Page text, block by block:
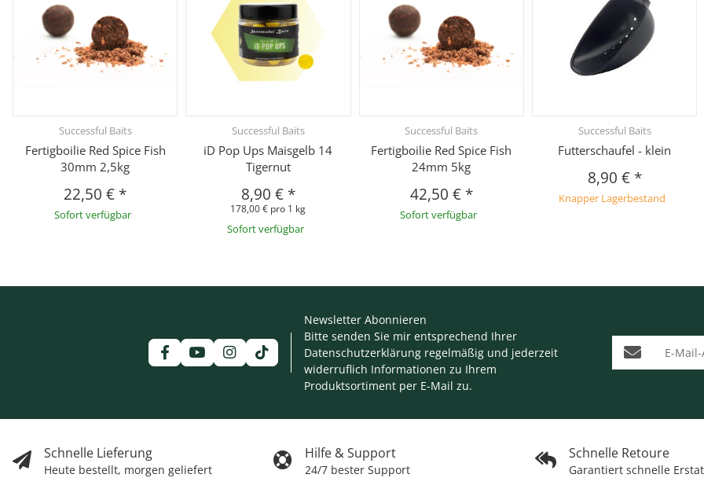
Successful Baits
Fertigboilie Red Spice Fish
30mm 2,5kg
22,50 € *
Sofort verfügbar
Successful Baits
iD Pop Ups Maisgelb 14
Tigernut
8,90 € *
178,00 € pro 1 kg
Sofort verfügbar
Successful Baits
Fertigboilie Red Spice Fish
24mm 5kg
42,50 € *
Sofort verfügbar
Successful Baits
Futterschaufel - klein
8,90 € *
Knapper Lagerbestand
Schnelle Lieferung
Heute bestellt, morgen geliefert
Hilfe & Support
24/7 bester Support
Schnelle Retoure
Garantiert schnelle
Newsletter Abonnieren
Bitte senden Sie mir entsprechend Ihrer
Datenschutzerklärung regelmäßig und jederzeit
widerruflich Informationen zu Ihrem
Produktsortiment per E-Mail zu.
E-Mail-Adresse